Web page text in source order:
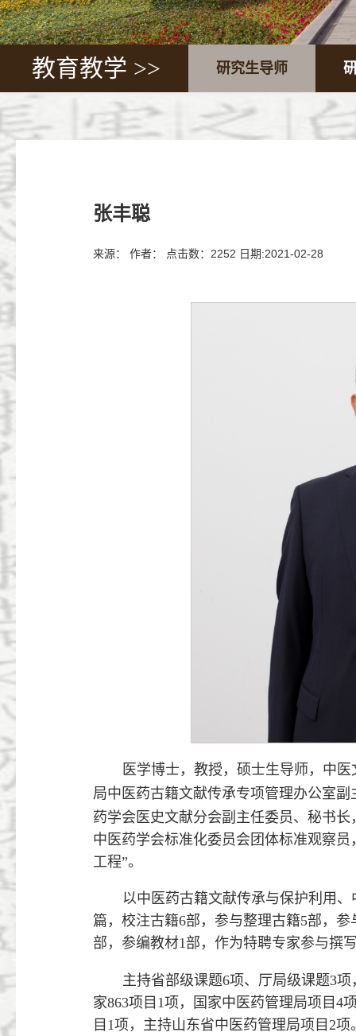
教育教学 >> 研究生导师
张丰聪
来源： 作者： 点击数： 2252 日期:2021-02-28
医学博士，教授，硕士生导师，中
局中医药古籍文献传承专项管理办公室副
药学会医史文献分会副主任委员、秘书
中医药学会标准化委员会团体标准观察
工程”。
以中医药古籍文献传承与保护利用
篇，校注古籍6部，参与整理古籍5部，
部，参编教材1部，作为特聘专家参与撰
主持省部级课题6项、厅局级课题3
家863项目1项，国家中医药管理局项目4
目1项，主持山东省中医药管理局项目2